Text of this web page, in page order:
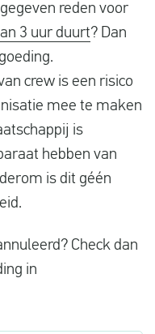
reden voor
3 uur duurt? Dan
crew is een risico
mee te maken
is
hebben van
is dit géén
Check dan
in